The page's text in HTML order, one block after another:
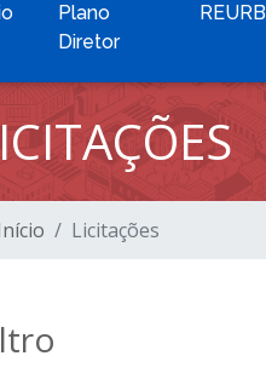
Plano
Diretor
REURB
Licitações